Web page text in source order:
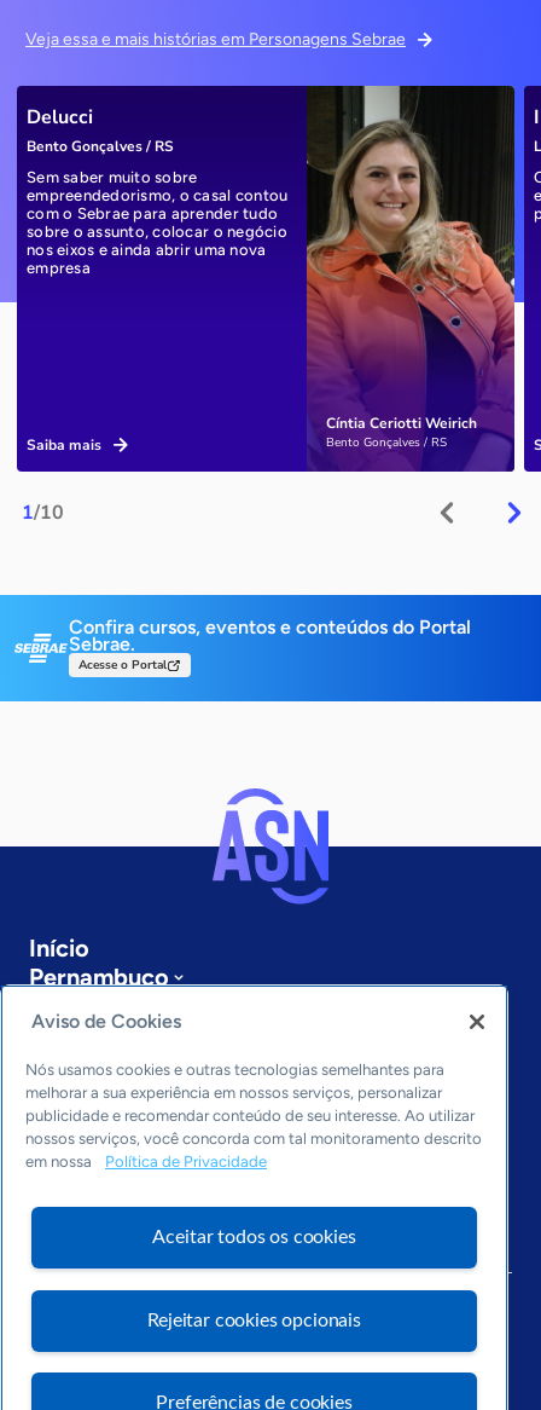
Veja essa e mais histórias em Personagens Sebrae
1/10
Cíntia Ceriotti Weirich
Bento Gonçalves / RS
Delucci
Bento Gonçalves / RS
Sem saber muito sobre
empreendedorismo, o casal contou
com o Sebrae para aprender tudo
sobre o assunto, colocar o negócio
nos eixos e ainda abrir uma nova
empresa
Saiba mais
Confira cursos, eventos e conteúdos do Portal
Sebrae.
Acesse o Portal
Início
Pernambuco
Sobre a ASN
Últimas notícias
Entre em contato
Editorias
Economia & Política
Inovação & Tecnologia
Cultura empreendedora
Arquivo
Aviso de Cookies
Nós usamos cookies e outras tecnologias semelhantes para
melhorar a sua experiência em nossos serviços, personalizar
publicidade e recomendar conteúdo de seu interesse. Ao utilizar
nossos serviços, você concorda com tal monitoramento descrito
em nossa
Política de Privacidade
Aceitar todos os cookies
Rejeitar cookies opcionais
Preferências de cookies